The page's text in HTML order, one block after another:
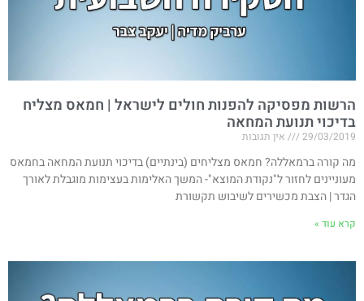
הרשות מפסיקה להפנות חולים לישראל | חמאס מצליח
בדיכוי תנועת המחאה
29/03/2019 אין תגובות
מה קורה ברמאללה? חמאס מצליחים (בינתיים) בדיכוי תנועת המחאה בחמאס
מעוניינים לחזור ל"נקודת המוצא"- המשך האלימות בעצימות מוגבלת לאורך
הגדר | הצבת מכשירים לשיבוש תקשורת
קרא עוד »